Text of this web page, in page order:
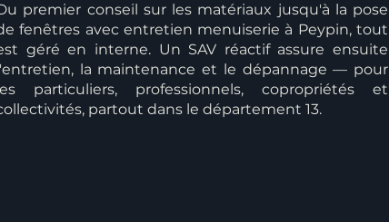
premier conseil sur les matériaux jusqu'à la pose
fenêtres avec entretien menuiserie à Peypin, tout
géré en interne. Un SAV réactif assure ensuite
la maintenance et le dépannage — pour
particuliers, professionnels, copropriétés et
partout dans le département 13.